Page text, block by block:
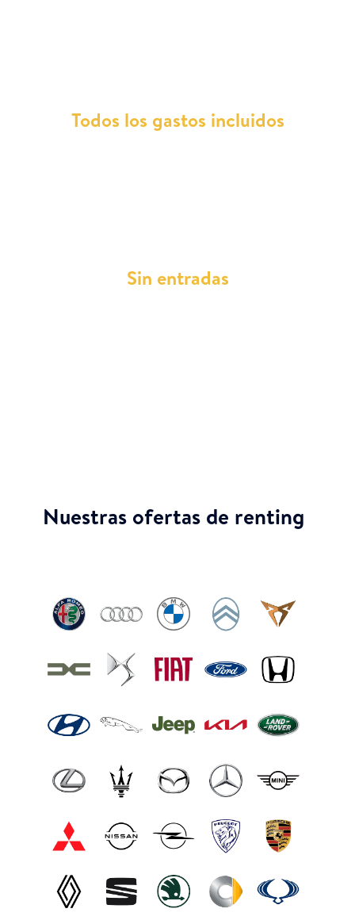
Todos los gastos incluidos
Sin entradas
Nuestras ofertas de renting